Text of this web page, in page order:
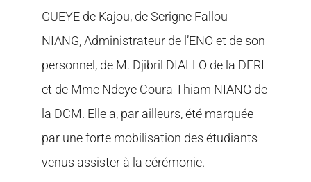
GUEYE de Kajou, de Serigne Fallou
NIANG, Administrateur de l’ENO et de son
personnel, de M. Djibril DIALLO de la DERI
et de Mme Ndeye Coura Thiam NIANG de
la DCM. Elle a, par ailleurs, été marquée
par une forte mobilisation des étudiants
venus assister à la cérémonie.